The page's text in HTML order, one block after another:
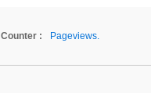
Counter :
Pageviews.